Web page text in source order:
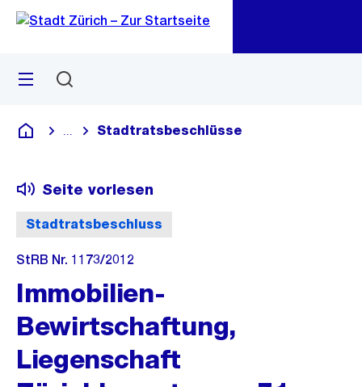
Navigation
Sprunglink
Menü
Deutsch
Blende alle Breadcrumbs ein
Stadtratsbeschlüsse
Stadtratsbeschluss
Seite vorlesen
StRB Nr. 1173/2012
Immobilien-
Bewirtschaftung,
Liegenschaft